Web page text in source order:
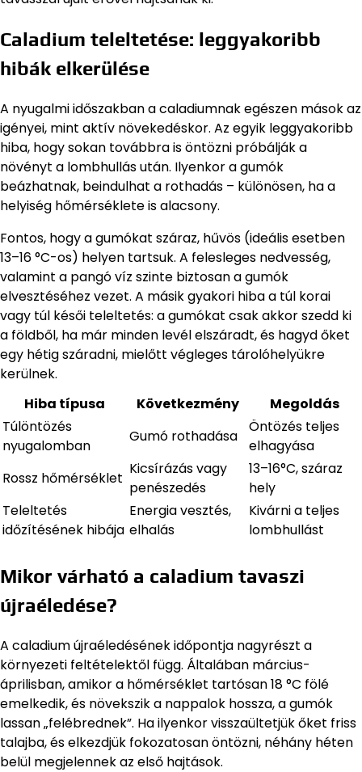
Caladium teleltetése: leggyakoribb
hibák elkerülése
A nyugalmi időszakban a caladiumnak egészen mások az
igényei, mint aktív növekedéskor. Az egyik leggyakoribb
hiba, hogy sokan továbbra is öntözni próbálják a
növényt a lombhullás után. Ilyenkor a gumók
beázhatnak, beindulhat a rothadás – különösen, ha a
helyiség hőmérséklete is alacsony.
Fontos, hogy a gumókat száraz, hűvös (ideális esetben
13–16 °C-os) helyen tartsuk. A felesleges nedvesség,
valamint a pangó víz szinte biztosan a gumók
elvesztéséhez vezet. A másik gyakori hiba a túl korai
vagy túl késői teleltetés: a gumókat csak akkor szedd ki
a földből, ha már minden levél elszáradt, és hagyd őket
egy hétig száradni, mielőtt végleges tárolóhelyükre
kerülnek.
Hiba típusa
Következmény
Megoldás
Túlöntözés
nyugalomban
Gumó rothadása
Öntözés teljes
elhagyása
Rossz hőmérséklet
Kicsírázás vagy
penészedés
13–16°C, száraz
hely
Teleltetés
időzítésének hibája
Energia vesztés,
elhalás
Kivárni a teljes
lombhullást
Mikor várható a caladium tavaszi
újraéledése?
A caladium újraéledésének időpontja nagyrészt a
környezeti feltételektől függ. Általában március-
áprilisban, amikor a hőmérséklet tartósan 18 °C fölé
emelkedik, és növekszik a nappalok hossza, a gumók
lassan „felébrednek”. Ha ilyenkor visszaültetjük őket friss
talajba, és elkezdjük fokozatosan öntözni, néhány héten
belül megjelennek az első hajtások.